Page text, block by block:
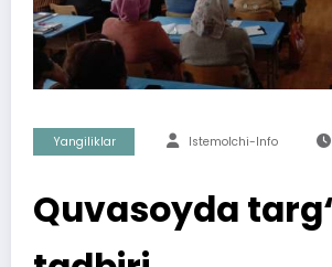
Yangiliklar Istemolchi-Info
Quvasoyda